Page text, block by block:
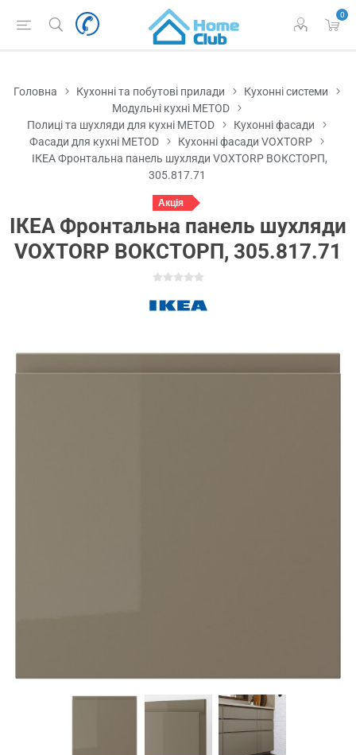
0
Головна Кухонні та побутові прилади
Кухонні системи
Модульні кухні METOD
Полиці та шухляди для кухні METOD
Кухонні фасади
Фасади для кухні METOD
Кухонні фасади VOXTORP
ІКЕА Фронтальна панель шухляди VOXTORP ВОКСТОРП,
305.817.71
Акція
ІКЕА Фронтальна панель шухляди
VOXTORP ВОКСТОРП, 305.817.71